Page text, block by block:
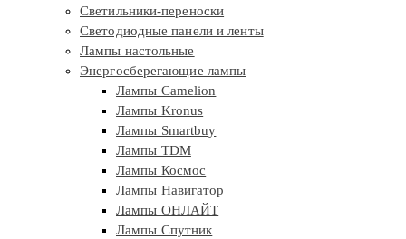
Светильники-переноски
Светодиодные панели и ленты
Лампы настольные
Энергосберегающие лампы
Лампы Camelion
Лампы Kronus
Лампы Smartbuy
Лампы TDM
Лампы Космос
Лампы Навигатор
Лампы ОНЛАЙТ
Лампы Спутник